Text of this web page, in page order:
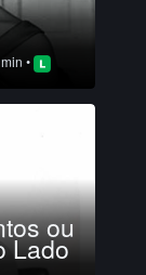
•
ou
Lado